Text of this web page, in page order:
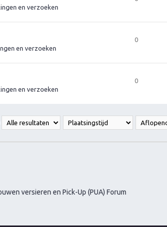
en verzoeken
en verzoeken
0
en verzoeken
0
versieren en Pick-Up (PUA) Forum